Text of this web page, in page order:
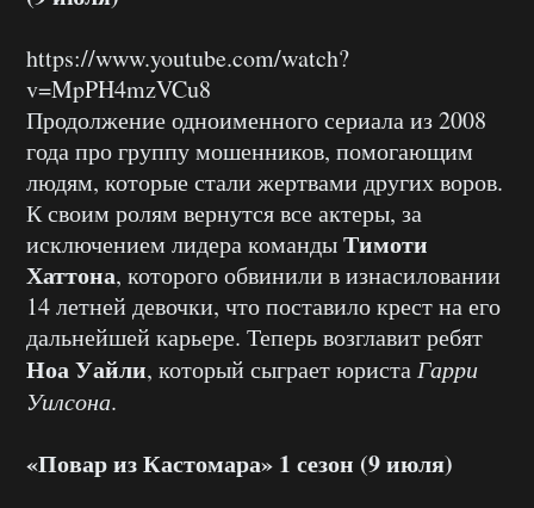
https://www.youtube.com/watch?
v=MpPH4mzVCu8
Продолжение одноименного сериала из 2008
года про группу мошенников, помогающим
людям, которые стали жертвами других воров.
К своим ролям вернутся все актеры, за
исключением лидера командыТимоти
Хаттона, которого обвинили в изнасиловании
14 летней девочки, что поставило крест на его
дальнейшей карьере. Теперь возглавит ребят
Ноа Уайли, который сыграет юриста Гарри
Уилсона.
«Повар из Кастомара» 1 сезон (9 июля)